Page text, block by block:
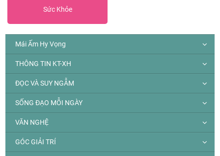
Sức Khỏe
Mái Ấm Hy Vọng
THÔNG TIN KT-XH
ĐỌC VÀ SUY NGẪM
SỐNG ĐẠO MỖI NGÀY
VĂN NGHỆ
GÓC GIẢI TRÍ